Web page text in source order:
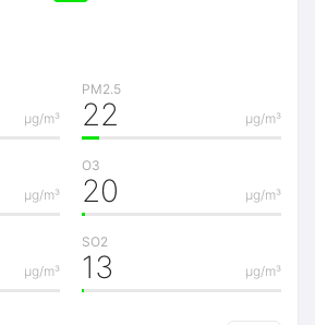
μg/m³
PM2.5
μg/m³
22
μg/m³
O3
μg/m³
20
μg/m³
SO2
μg/m³
13